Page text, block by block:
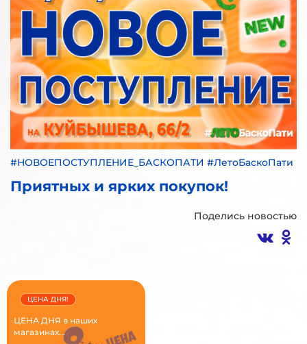
#НОВОЕПОСТУПЛЕНИЕ_БАСКОПАТИ #ЛетоБаскоПати
Приятных и ярких покупок!
Поделись новостью
ЦЕНА ДНЯ в наших
магазинах...
ЦЕНА ДНЯ!